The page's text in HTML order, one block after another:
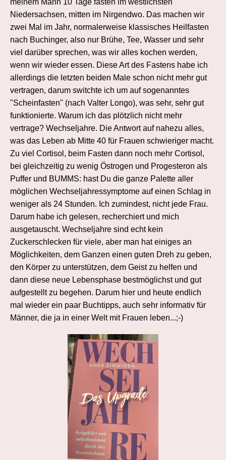
Niedersachsen, mitten im Nirgendwo. Das machen wir
zwei Mal im Jahr, normalerweise klassisches Heilfasten
nach Buchinger, also nur Brühe, Tee, Wasser und sehr
viel darüber sprechen, was wir alles kochen werden,
wenn wir wieder essen. Diese Art des Fastens habe ich
allerdings die letzten beiden Male schon nicht mehr gut
vertragen, darum switchte ich um auf sogenanntes
"Scheinfasten" (nach Valter Longo), was sehr, sehr gut
funktionierte. Warum ich das plötzlich nicht mehr
vertrage? Wechseljahre. Die Antwort auf nahezu alles,
was das Leben ab Mitte 40 für Frauen schwieriger macht.
Zu viel Cortisol, beim Fasten dann noch mehr Cortisol,
bei gleichzeitig zu wenig Östrogen und Progesteron als
Puffer und BUMMS: hast Du die ganze Palette aller
möglichen Wechseljahressymptome auf einen Schlag in
weniger als 24 Stunden. Ich zumindest, nicht jede Frau.
Darum habe ich gelesen, recherchiert und mich
ausgetauscht. Wechseljahre sind echt kein
Zuckerschlecken für viele, aber man hat einiges an
Möglichkeiten, dem Ganzen einen guten Dreh zu geben,
den Körper zu unterstützen, dem Geist zu helfen und
dann diese neue Lebensphase bestmöglichst und gut
aufgestellt zu begehen. Darum hier und heute endlich
mal wieder ein paar Buchtipps, auch sehr informativ für
Männer, die ja in einer Welt mit Frauen leben...;-)